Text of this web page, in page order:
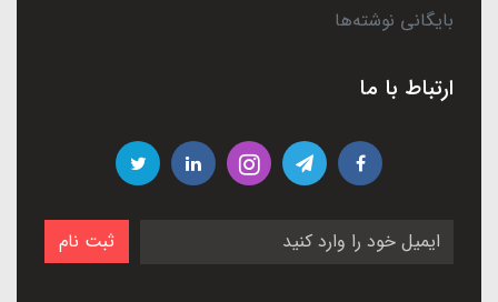
بایگانی نوشته‌ها
ارتباط با ما
ثبت نام